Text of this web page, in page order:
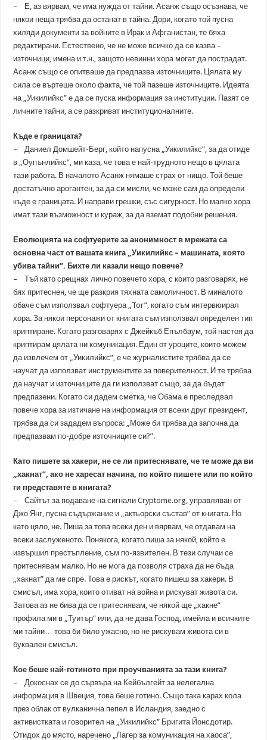
– Е, аз вярвам, че има нужда от тайни. Асанж също осъзнава, че
някои неща трябва да останат в тайна. Дори, когато той пусна
хиляди документи за войните в Ирак и Афганистан, те бяха
редактирани. Естествено, че не може всичко да се казва –
източници, имена и т.н., защото невинни хора могат да пострадат.
Асанж също се опитваше да предпазва източниците. Цялата му
сила се въртеше около факта, че той пазеше източниците. Идеята
на „Уикилийкс” е да се пуска информация за институции. Пазят се
личните тайни, а се разкриват институционалните.
Къде е границата?
– Даниел Домшейт-Берг, който напусна „Уикилийкс”, за да отиде
в „Оупънлийкс”, ми каза, че това е най-трудното нещо в цялата
тази работа. В началото Асанж нямаше страх от нищо. Той беше
достатъчно арогантен, за да си мисли, че може сам да определи
къде е границата. И направи грешки, със сигурност. Но малко хора
имат тази възможност и кураж, за да вземат подобни решения.
Еволюцията на софтуерите за анонимност в мрежата са
основна част от вашата книга „Уикилийкс – машината, която
убива тайни”. Бихте ли казали нещо повече?
– Тъй като срещнах лично повечето хора, с които разговарях, не
бях притеснен, че ще разкрия тяхната самоличност. В миналото
обаче съм използвал софтуера „Tor”, когато съм интервюирал
хора. За някои персонажи от книгата съм използвал определен тип
криптиране. Когато разговарях с Джейкъб Епълбаум, той настоя да
криптирам цялата ни комуникация. Един от уроците, които можем
да извлечем от „Уикилийкс”, е че журналистите трябва да се
научат да използват инструментите за поверителност. И те трябва
да научат и източниците да ги използват също, за да бъдат
предпазени. Когато си дадем сметка, че Обама е преследвал
повече хора за изтичане на информация от всеки друг президент,
трябва да си зададем въпроса: „Може би трябва да започна да
предпазвам по-добре източниците си?”.
Като пишете за хакери, не се ли притеснявате, че те може да ви
„хакнат”, ако не харесат начина, по който пишете или по който
ги представяте в книгата?
– Сайтът за подаване на сигнали Cryptome.org, управляван от
Джо Янг, пусна съдържание и „актьорски състав” от книгата. Но
като цяло, не. Пиша за това всеки ден и вярвам, че отдавам на
всеки заслуженото. Понякога, когато пиша за някой, който е
извършил престъпление, съм по-язвителен. В тези случаи се
притеснявам малко. Но не мога да позволя страха да не бъда
„хакнат” да ме спре. Това е рискът, когато пишеш за хакери. В
смисъл, има хора, които отиват на война и рискуват живота си.
Затова аз не бива да се притеснявам, че някой ще „хакне”
профила ми в „Туитър” или, да не дава Господ, имейла и всичките
ми тайни… това би било ужасно, но не рискувам живота си в
буквален смисъл.
Кое беше най-готиното при проучванията за тази книга?
– Докоснах се до сървъра на Кейбългейт за нелегална
информация в Швеция, това беше готино. Също така карах кола
през облак от вулканична пепел в Исландия, заедно с
активистката и говорител на „Уикилийкс” Бригита Йонсдотир.
Отидох до място, наречено „Лагер за комуникация на хаоса”,